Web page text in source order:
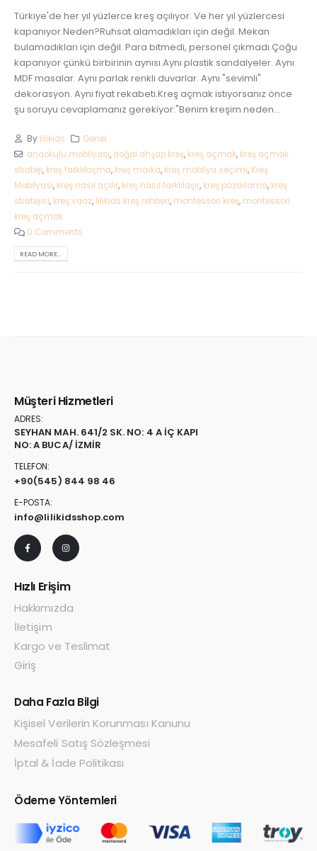
Türkiye'de her yıl yüzlerce kreş açılıyor. Ve her yıl yüzlercesi
kapanıyor.Neden?Ruhsat alamadıkları için değil. Mekan
bulamadıkları için değil. Para bitmedi, personel çıkmadı.Çoğu
kapanıyor çünkü birbirinin aynısı.Aynı plastik sandalyeler. Aynı
MDF masalar. Aynı parlak renkli duvarlar. Aynı "sevimli"
dekorasyon. Aynı fiyat rekabeti.Kreş açmak istiyorsanız önce
şu soruyu cevaplamanız gerekiyor:"Benim kreşim neden...
By lilikids
Genel
anaokulu mobilyası, doğal ahşap kreş, kreş açmak, kreş açmak
strateji, kreş farklılaşma, kreş marka, kreş mobilya seçimi, Kreş
Mobilyası, kreş nasıl açılır, kreş nasıl farklılaşır, kreş pazarlama, kreş
stratejisi, kreş vaaz, lilikids kreş rehberi, montessori kreş, montessori
kreş açmak
0 Comments
READ MORE...
Müşteri Hizmetleri
ADRES:
SEYHAN MAH. 641/2 SK. NO: 4 A İÇ KAPI
NO: A BUCA/ İZMİR
TELEFON:
+90(545) 844 98 46
E-POSTA:
info@lilikidsshop.com
Hızlı Erişim
Hakkımızda
İletişim
Kargo ve Teslimat
Giriş
Daha Fazla Bilgi
Kişisel Verilerin Korunması Kanunu
Mesafeli Satış Sözleşmesi
İptal & İade Politikası
Ödeme Yöntemleri